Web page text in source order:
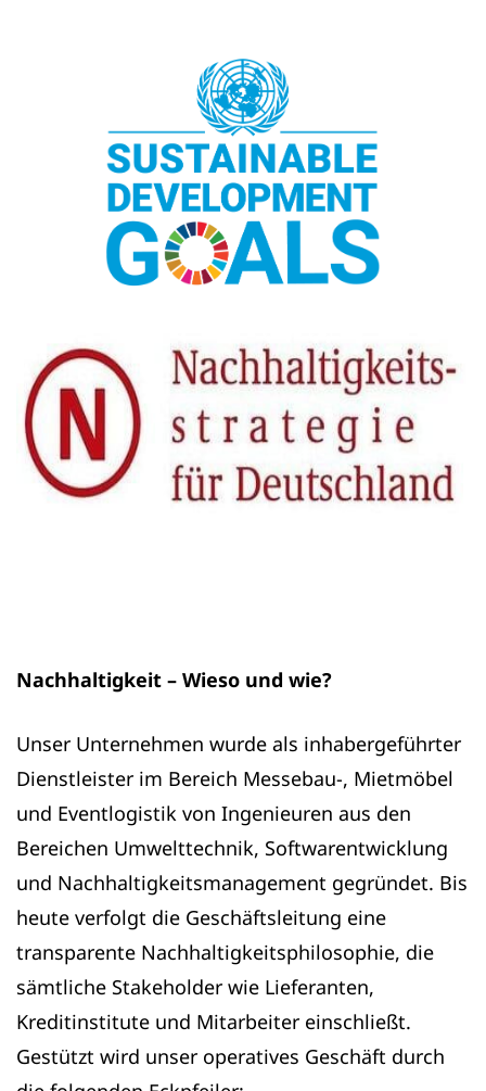
Nachhaltigkeit – Wieso und wie?
Unser Unternehmen wurde als inhabergeführter
Dienstleister im Bereich Messebau-, Mietmöbel
und Eventlogistik von Ingenieuren aus den
Bereichen Umwelttechnik, Softwarentwicklung
und Nachhaltigkeitsmanagement gegründet. Bis
heute verfolgt die Geschäftsleitung eine
transparente Nachhaltigkeitsphilosophie, die
sämtliche Stakeholder wie Lieferanten,
Kreditinstitute und Mitarbeiter einschließt.
Gestützt wird unser operatives Geschäft durch